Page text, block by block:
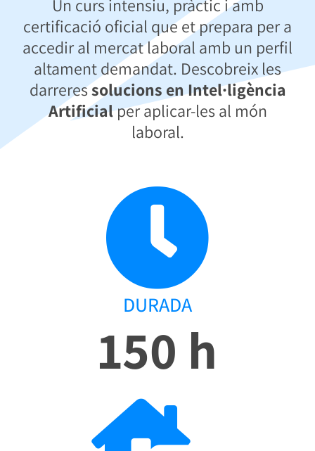
Un curs intensiu, pràctic i amb
certificació oficial que et prepara per a
accedir al mercat laboral amb un perfil
altament demandat. Descobreix les
darreressolucions en Intel·ligència
Artificialper aplicar-les al món
laboral.
DURADA
150 h